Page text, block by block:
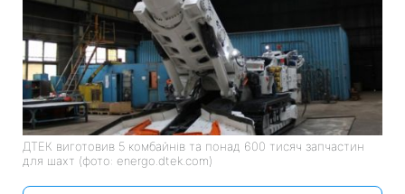
ДТЕК виготовив 5 комбайнів та понад 600 тисяч запчастин
для шахт (фото: energo.dtek.com)